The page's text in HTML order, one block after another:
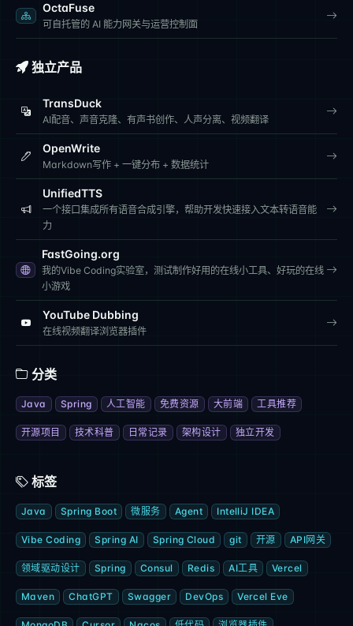
OctaFuse
可自托管的 AI 能力网关与运营控制面
独立产品
TransDuck
AI配音、声音克隆、有声书创作、人声分离、视频翻译
OpenWrite
Markdown写作 + 一键分布 + 数据统计
UnifiedTTS
一个接口集成所有语音合成引擎，帮助开发快速接入文本转语音能
力
FastGoing.org
我的Vibe Coding实验室，测试制作好用的在线小工具、好玩的在线
小游戏
YouTube Dubbing
在线视频翻译浏览器插件
分类
Java Spring 人工智能 免费资源 大前端 工具推荐
开源项目 技术科普 日常记录 架构设计 独立开发
标签
Java Spring Boot 微服务 Agent IntelliJ IDEA
Vibe Coding Spring AI Spring Cloud git 开源 API网关
领域驱动设计 Spring Consul Redis AI工具 Vercel
Maven ChatGPT Swagger DevOps Vercel Eve